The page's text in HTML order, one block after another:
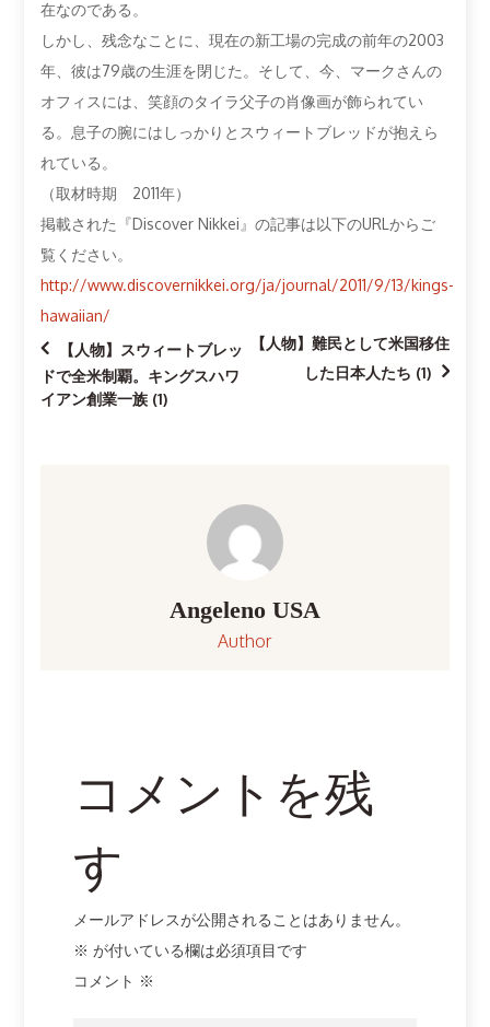
在なのである。
しかし、残念なことに、現在の新工場の完成の前年の2003
年、彼は79歳の生涯を閉じた。そして、今、マークさんの
オフィスには、笑顔のタイラ父子の肖像画が飾られてい
る。息子の腕にはしっかりとスウィートブレッドが抱えら
れている。
（取材時期 2011年）
掲載された『Discover Nikkei』の記事は以下のURLからご
覧ください。
http://www.discovernikkei.org/ja/journal/2011/9/13/kings-
hawaiian/
投
稿
【人物】スウィートブレッ
ドで全米制覇。キングスハワ
イアン創業一族 (1)
【人物】難民として米国移住
した日本人たち (1)
Angeleno USA
Author
コメントを残
す
メールアドレスが公開されることはありません。
※ が付いている欄は必須項目です
コメント ※